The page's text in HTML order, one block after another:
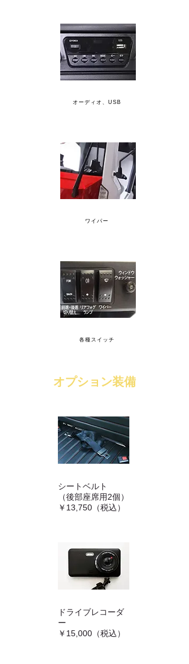
オーディオ、USB
ワイパー
各種スイッチ
​オプション装備
シートベルト
（後部座席用2個）
￥13,750（税込）
ドライブレコーダ
ー
￥15,000（税込）